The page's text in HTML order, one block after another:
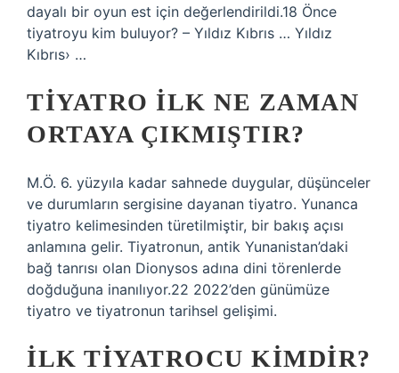
dayalı bir oyun est için değerlendirildi.18 Önce
tiyatroyu kim buluyor? – Yıldız Kıbrıs … Yıldız
Kıbrıs› …
TIYATRO ILK NE ZAMAN
ORTAYA ÇIKMIŞTIR?
M.Ö. 6. yüzyıla kadar sahnede duygular, düşünceler
ve durumların sergisine dayanan tiyatro. Yunanca
tiyatro kelimesinden türetilmiştir, bir bakış açısı
anlamına gelir. Tiyatronun, antik Yunanistan’daki
bağ tanrısı olan Dionysos adına dini törenlerde
doğduğuna inanılıyor.22 2022’den günümüze
tiyatro ve tiyatronun tarihsel gelişimi.
İLK TIYATROCU KIMDIR?